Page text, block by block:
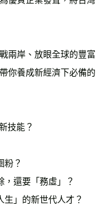
兩岸、放眼全球的豐富
你養成新經濟下必備的
技能？
粉？
還要「務虛」？
」的新世代人才？